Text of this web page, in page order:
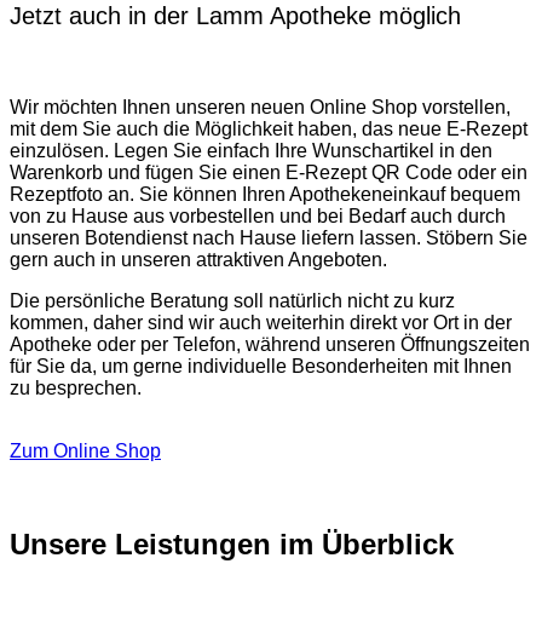
Jetzt auch in der Lamm Apotheke möglich
Wir möchten Ihnen unseren neuen Online Shop vorstellen,
mit dem Sie auch die Möglichkeit haben, das neue E-Rezept
einzulösen. Legen Sie einfach Ihre Wunschartikel in den
Warenkorb und fügen Sie einen E-Rezept QR Code oder ein
Rezeptfoto an. Sie können Ihren Apothekeneinkauf bequem
von zu Hause aus vorbestellen und bei Bedarf auch durch
unseren Botendienst nach Hause liefern lassen. Stöbern Sie
gern auch in unseren attraktiven Angeboten.
Die persönliche Beratung soll natürlich nicht zu kurz
kommen, daher sind wir auch weiterhin direkt vor Ort in der
Apotheke oder per Telefon, während unseren Öffnungszeiten
für Sie da, um gerne individuelle Besonderheiten mit Ihnen
zu besprechen.
Zum Online Shop
Unsere Leistungen im Überblick